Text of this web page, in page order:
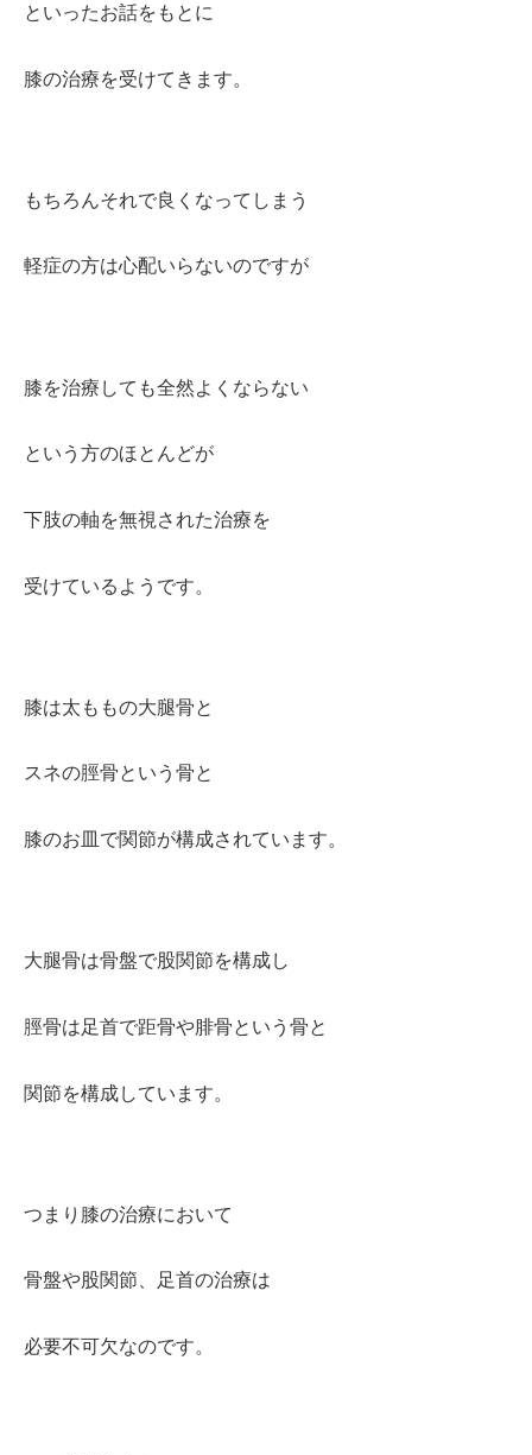
といったお話をもとに
膝の治療を受けてきます。
もちろんそれで良くなってしまう
軽症の方は心配いらないのですが
膝を治療しても全然よくならない
という方のほとんどが
下肢の軸を無視された治療を
受けているようです。
膝は太ももの大腿骨と
スネの脛骨という骨と
膝のお皿で関節が構成されています。
大腿骨は骨盤で股関節を構成し
脛骨は足首で距骨や腓骨という骨と
関節を構成しています。
つまり膝の治療において
骨盤や股関節、足首の治療は
必要不可欠なのです。